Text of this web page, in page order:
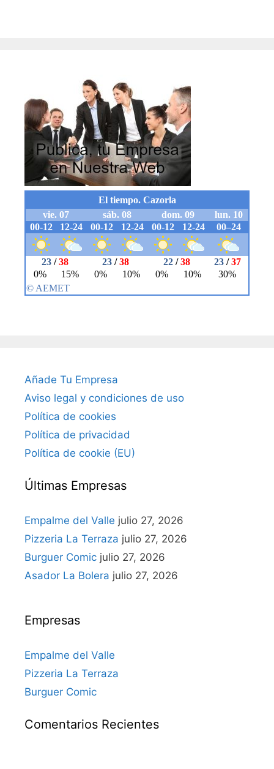
Añade Tu Empresa
Aviso legal y condiciones de uso
Política de cookies
Política de privacidad
Política de cookie (EU)
Últimas Empresas
Empalme del Valle julio 27, 2026
Pizzeria La Terraza julio 27, 2026
Burguer Comic julio 27, 2026
Asador La Bolera julio 27, 2026
Empresas
Empalme del Valle
Pizzeria La Terraza
Burguer Comic
Comentarios Recientes